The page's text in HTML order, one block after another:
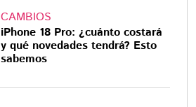
CAMBIOS
iPhone 18 Pro: ¿cuánto costará
y qué novedades tendrá? Esto
sabemos